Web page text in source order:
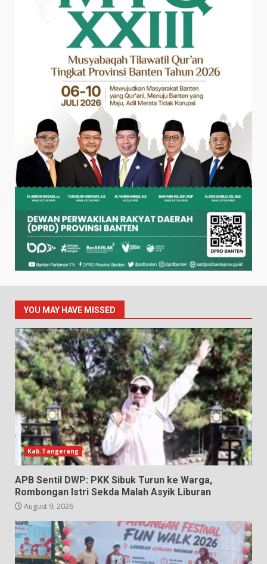
YOU MAY HAVE MISSED
Kab.Tangerang
APB Sentil DWP: PKK Sibuk Turun ke Warga,
Rombongan Istri Sekda Malah Asyik Liburan
August 9, 2026